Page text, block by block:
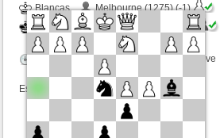
Blancas
Melbourne (1275) (-1)
Negras
MuratYildiz (1264) (+1)
Tiempo: 5 minutes/side + 8 seconds/move
Esta partida es por puntos